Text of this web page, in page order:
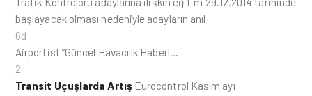
başlayacak olması nedeniyle adayların anıl
6d
Airportist “Güncel Havacılık Haberl…
2
Transit Uçuşlarda Artış Eurocontrol Kasım ayı